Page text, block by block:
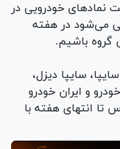
نمادهای خودرویی در
می‌شود در هفته
گروه باشیم.
سایپا دیزل،
و ایران خودرو
تا انتهای هفته با